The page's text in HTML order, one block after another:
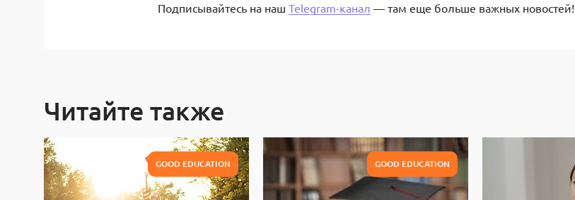
Подписывайтесь на наш Telegram-канал — там еще больше важных новостей!
Читайте также
GOOD EDUCATION GOOD EDUCATION